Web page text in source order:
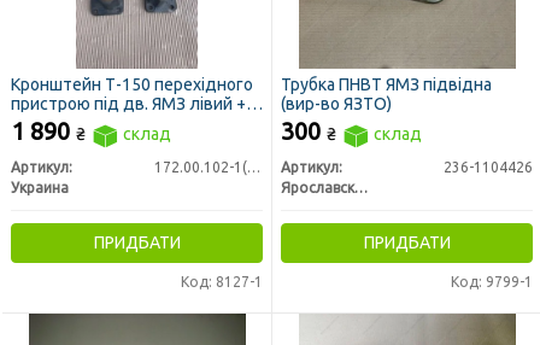
Кронштейн Т-150 перехідного
пристрою під дв. ЯМЗ лівий +
правий
1 890 ₴ склад
Артикул:
Украина
ПРИДБАТИ
Код: 8127-1
Трубка ПНВТ ЯМЗ підвідна
(вир-во ЯЗТО)
300 ₴ склад
Артикул:
236-1104426
Ярославский завод технологической оснастки
ПРИДБАТИ
Код: 9799-1